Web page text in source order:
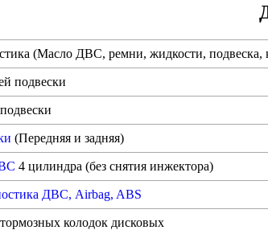
(Масло ДВС, ремни, жидкости, подвеска,
подвески
(Передняя и задняя)
4 цилиндра (без снятия инжектора)
ДВС, Airbag, ABS
колодок дисковых